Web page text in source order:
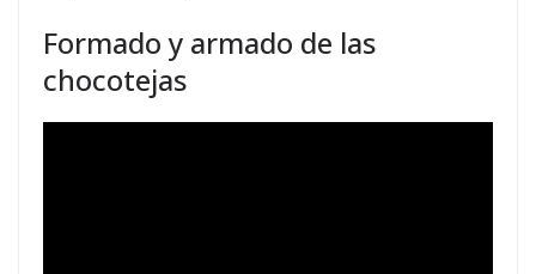
Formado y armado de las
chocotejas